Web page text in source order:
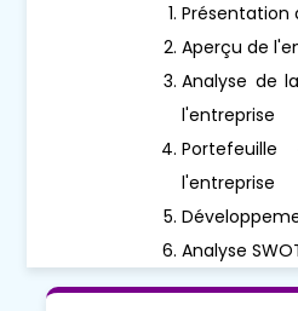
Présentation
Aperçu de
Analyse de
l'entreprise
l'entreprise
Analyse